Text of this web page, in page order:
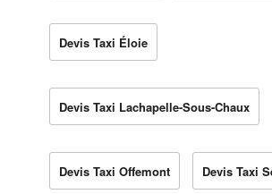
Devis Taxi Éloie
Devis Taxi Lachapelle-Sous-Chaux
Devis Taxi Offemont Devis Taxi